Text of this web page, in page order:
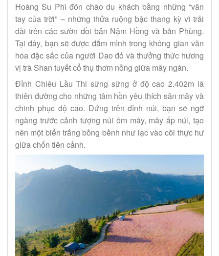
Hoàng Su Phì đón chào du khách bằng những “vân
tay của trời” – những thửa ruộng bậc thang kỳ vĩ trải
dài trên các sườn đồi bản Nậm Hồng và bản Phùng.
Tại đây, bạn sẽ được đắm mình trong không gian văn
hóa đặc sắc của người Dao đỏ và thưởng thức hương
vị trà Shan tuyết cổ thụ thơm nồng giữa mây ngàn.
Đỉnh Chiêu Lầu Thi sừng sững ở độ cao 2.402m là
thiên đường cho những tâm hồn yêu thích săn mây và
chinh phục độ cao. Đứng trên đỉnh núi, bạn sẽ ngỡ
ngàng trước cảnh tượng núi ôm mây, mây ấp núi, tạo
nên một biển trắng bồng bềnh như lạc vào cõi thực hư
giữa chốn tiên cảnh.